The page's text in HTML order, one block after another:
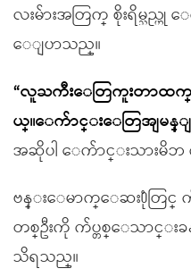
လးမ်ားအတြက္ စိုးရိမ္သည္
ေျပာသည္။
“လူႀကီးေတြကူးတာထက္
ယ္။ေက်ာင္းေတြအျမန္ျ
အဆိုပါ ေက်ာင္းသားမိ
ဗန္းေမာက္ေဆး႐ုံတြင္
တစ္ဦးကို က်ပ္တစ္ေသာင္းခ
သိရသည္။